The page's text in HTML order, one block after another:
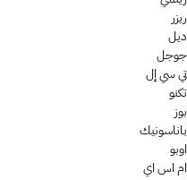
ريزر
ديل
جوجل
تي سي إل
تكنو
بوز
باناسونيك
اوبو
ام اس اي